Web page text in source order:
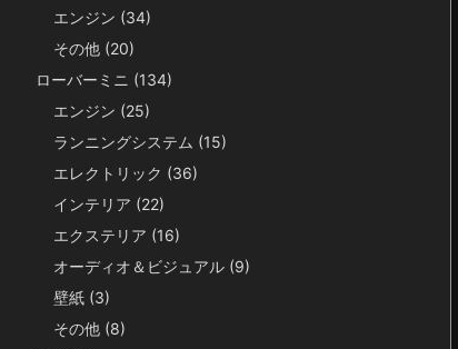
エンジン (34)
その他 (20)
ローバーミニ (134)
エンジン (25)
ランニングシステム (15)
エレクトリック (36)
インテリア (22)
エクステリア (16)
オーディオ＆ビジュアル (9)
壁紙 (3)
その他 (8)